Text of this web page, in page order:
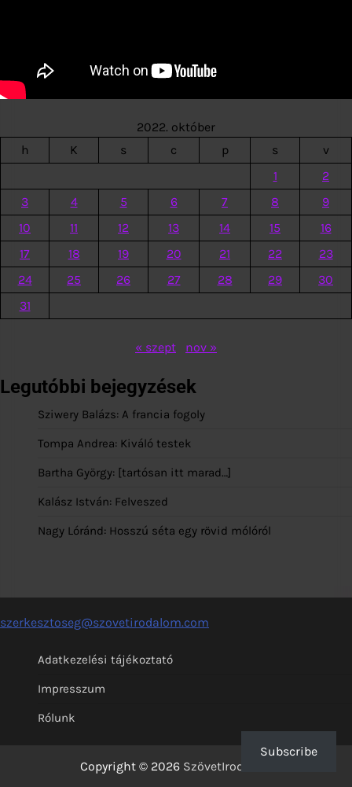
2022. október
h
K s c p s
v
1
2
3
4 5 6 7 8
9
10
11 12 13 14 15
16
17
18 19 20 21 22
23
24
25 26 27 28 29
30
31
« szept nov »
Legutóbbi bejegyzések
Sziwery Balázs: A francia fogoly
Tompa Andrea: Kiváló testek
Bartha György: [tartósan itt marad…]
Kalász István: Felveszed
Nagy Lóránd: Hosszú séta egy rövid mólóról
szerkesztoseg@szovetirodalom.com
Adatkezelési tájékoztató
Impresszum
Rólunk
Copyright © 2026 SzövetIrodalom
Subscribe